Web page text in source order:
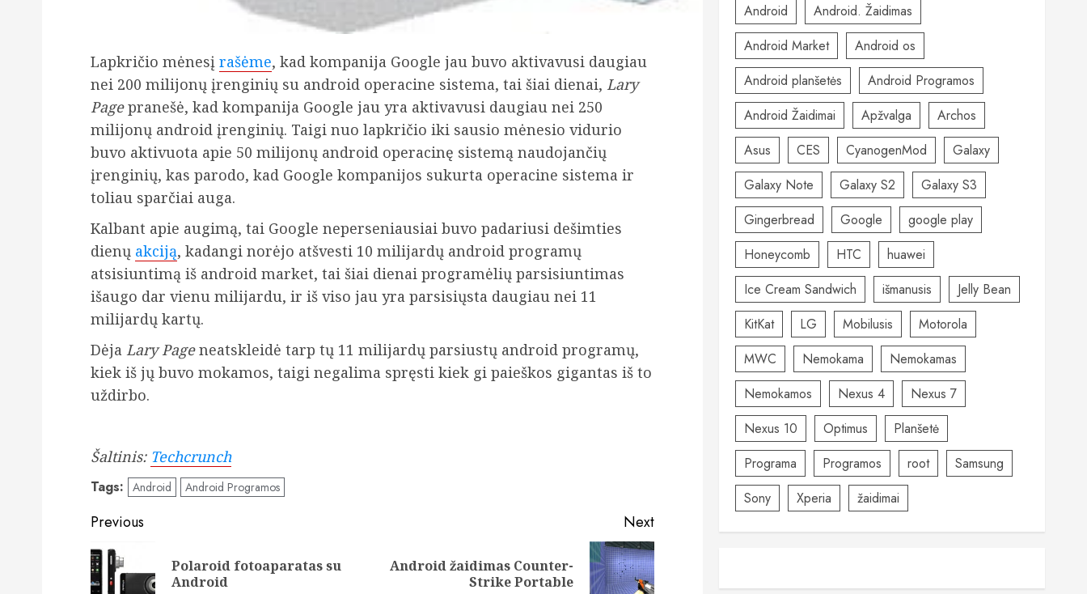
Lapkričio mėnesį rašėme, kad kompanija Google jau buvo aktivavusi daugiau
nei 200 milijonų įrenginių su android operacine sistema, tai šiai dienai, Lary
Pagepranešė, kad kompanija Google jau yra aktivavusi daugiau nei 250
milijonų android įrenginių. Taigi nuo lapkričio iki sausio mėnesio vidurio
buvo aktivuota apie 50 milijonų android operacinę sistemą naudojančių
įrenginių, kas parodo, kad Google kompanijos sukurta operacine sistema ir
toliau sparčiai auga.
Kalbant apie augimą, tai Google neperseniausiai buvo padariusi dešimties
dienų akciją, kadangi norėjo atšvesti 10 milijardų android programų
atsisiuntimą iš android market, tai šiai dienai programėlių parsisiuntimas
išaugo dar vienu milijardu, ir iš viso jau yra parsisiųsta daugiau nei 11
milijardų kartų.
Dėja Lary Pageneatskleidė tarp tų 11 milijardų parsiustų android programų,
kiek iš jų buvo mokamos, taigi negalima spręsti kiek gi paieškos gigantas iš to
uždirbo.
Šaltinis: Techcrunch
Tags: Android Android Programos
Post
navigation
Previous
Previous
Polaroid fotoaparatas su
Android
Next
Next
Android žaidimas Counter-
Strike Portable
Android
Android. Žaidimas
Android Market
Android os
Android planšetės
Android Programos
Android Žaidimai
Apžvalga
Archos
Asus
CES CyanogenMod
Galaxy
Galaxy Note
Galaxy S2
Galaxy S3
Gingerbread
Google
google play
Honeycomb
HTC
huawei
Ice Cream Sandwich
išmanusis
Jelly Bean
KitKat
LG Mobilusis
Motorola
MWC
Nemokama
Nemokamas
Nemokamos
Nexus 4
Nexus 7
Nexus 10
Optimus
Planšetė
Programa
Programos root
Samsung
Sony
Xperia žaidimai